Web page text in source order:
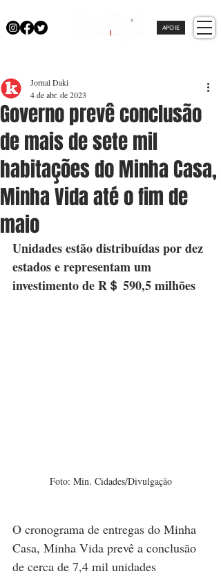
APOIE
Governo prevê conclusão
de mais de sete mil
habitações do Minha Casa,
Minha Vida até o fim de
maio
Jornal Daki
4 de abr. de 2023
Unidades estão distribuídas por dez
estados e representam um
investimento de R＄ 590,5 milhões
Foto: Min. Cidades/Divulgação
O cronograma de entregas do Minha
Casa, Minha Vida prevê a conclusão
de cerca de 7,4 mil unidades